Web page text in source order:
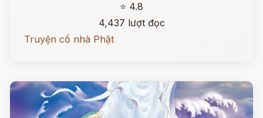
⭐ 4.8
4,437 lượt đọc
Truyện cổ nhà Phật